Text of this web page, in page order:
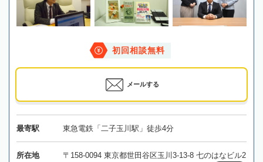
初回相談無料
メールする
最寄駅 東急電鉄「二子玉川駅」徒歩4分
所在地
〒158-0094 東京都世田谷区玉川3-13-8 七のはなビル2